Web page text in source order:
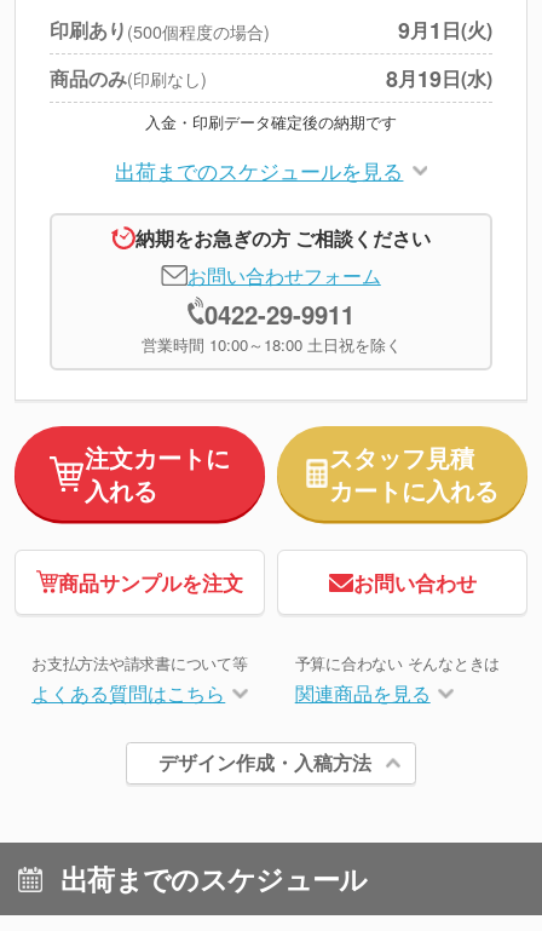
円
※上記小計は税別です
印刷あり (500個程度の場合) 9月1 日(火)
商品のみ(印刷なし) 8月19日(水)
入金・印刷データ確定後の納期です
出荷までのスケジュールを見る
納期をお急ぎの方 ご相談ください
お問い合わせフォーム
0422-29-9911
営業時間 10:00～18:00 土日祝を除く
注文カートに
入れる
スタッフ見積
カートに入れる
商品サンプルを注文 お問い合わせ
お支払方法や請求書について等
よくある質問はこちら
予算に合わない そんなときは
関連商品を見る
デザイン作成・入稿方法
出荷までのスケジュール